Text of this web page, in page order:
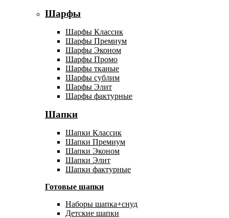
Шарфы
Шарфы Классик
Шарфы Премиум
Шарфы Эконом
Шарфы Промо
Шарфы тканые
Шарфы сублим
Шарфы Элит
Шарфы фактурные
Шапки
Шапки Классик
Шапки Премиум
Шапки Эконом
Шапки Элит
Шапки фактурные
Готовые шапки
Наборы шапка+снуд
Детские шапки